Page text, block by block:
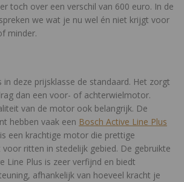
toch over een verschil van 600 euro. In de
we wat je nu wel én niet krijgt voor
minder.
in deze prijsklasse de standaard. Het zorgt
dan een voor- of achterwielmotor.
van de motor ook belangrijk. De
hebben vaak een Bosch Active Line Plus
een krachtige motor die prettige
ritten in stedelijk gebied. De gebruikte
Line Plus is zeer verfijnd en biedt
afhankelijk van hoeveel kracht je